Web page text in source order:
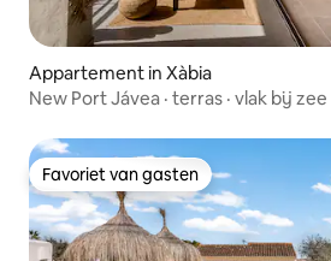
Appartement in Xàbia
New Port Jávea · terras · vlak bij zee
Favoriet van gasten
Favoriet van gasten